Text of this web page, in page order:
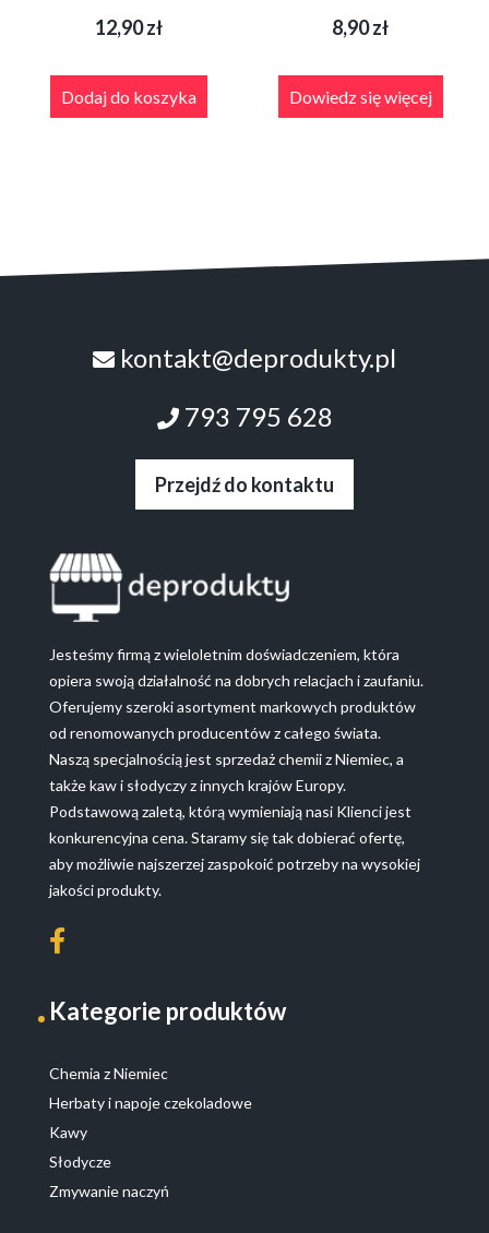
12,90zł
Dodaj do koszyka
8,90zł
Dowiedz się więcej
kontakt@deprodukty.pl
793 795 628
Przejdź do kontaktu
Jesteśmy firmą z wieloletnim doświadczeniem, która
opiera swoją działalność na dobrych relacjach i zaufaniu.
Oferujemy szeroki asortyment markowych produktów
od renomowanych producentów z całego świata.
Naszą specjalnością jest sprzedaż chemii z Niemiec, a
także kaw i słodyczy z innych krajów Europy.
Podstawową zaletą, którą wymieniają nasi Klienci jest
konkurencyjna cena. Staramy się tak dobierać ofertę,
aby możliwie najszerzej zaspokoić potrzeby na wysokiej
jakości produkty.
Kategorie produktów
Chemia z Niemiec
Herbaty i napoje czekoladowe
Kawy
Słodycze
Zmywanie naczyń